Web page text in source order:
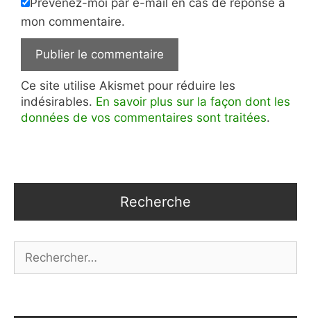
Prévenez-moi par e-mail en cas de réponse à
mon commentaire.
Ce site utilise Akismet pour réduire les
indésirables. En savoir plus sur la façon dont les
données de vos commentaires sont traitées.
Recherche